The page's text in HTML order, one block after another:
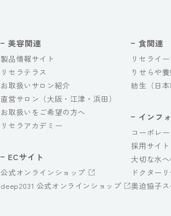
美容関連
製品情報サイト
リセラテラス
お取扱いサロン紹介
直営サロン（大阪・江津・浜田）
お取扱いをご希望の方へ
リセラアカデミー
ECサイト
公式オンラインショップ
deep2031 公式オンラインショップ
食関連
リセライ
りせらや
紡生（日本
インフ
コーポレー
採用サイト
大切な水
ドクター
奥迫協子